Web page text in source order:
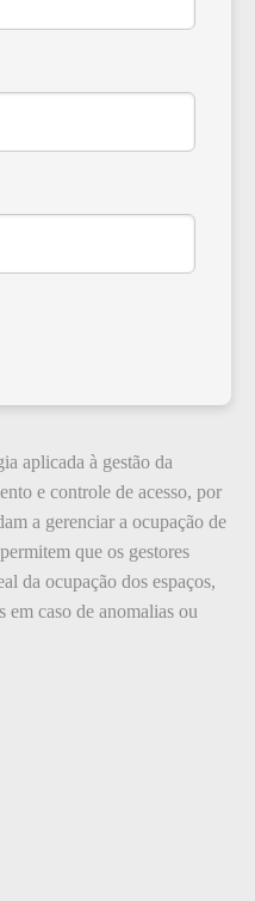
aplicada à gestão da
e controle de acesso, por
a gerenciar a ocupação de
que os gestores
da ocupação dos espaços,
em caso de anomalias ou